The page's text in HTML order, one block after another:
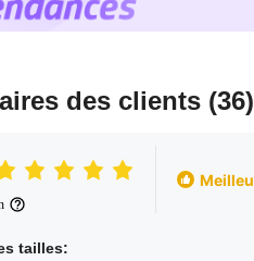
des clients (36)
tailles: